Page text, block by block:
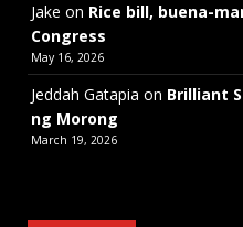
Jake on Rice bill, buena-
Congress
May 16, 2026
Jeddah Gatapia on Brilliant
ng Morong
March 19, 2026